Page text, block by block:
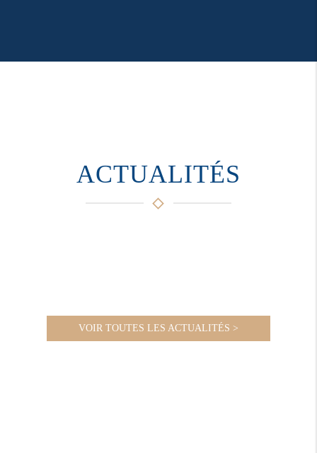
ACTUALITÉS
VOIR TOUTES LES ACTUALITÉS >